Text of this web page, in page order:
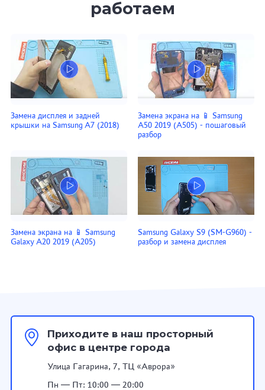
работаем
Замена дисплея и задней
крышки на Samsung A7 (2018)
Замена экрана на 📱 Samsung
A50 2019 (A505) - пошаговый
разбор
Замена экрана на 📱 Samsung
Galaxy A20 2019 (A205)
Samsung Galaxy S9 (SM-G960) -
разбор и замена дисплея
Приходите в наш просторный
офис в центре города
Улица Гагарина, 7, ТЦ «Аврора»
Пн — Пт: 10:00 — 20:00